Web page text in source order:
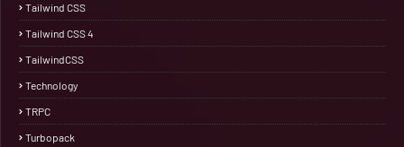
Tailwind CSS
Tailwind CSS 4
TailwindCSS
Technology
TRPC
Turbopack